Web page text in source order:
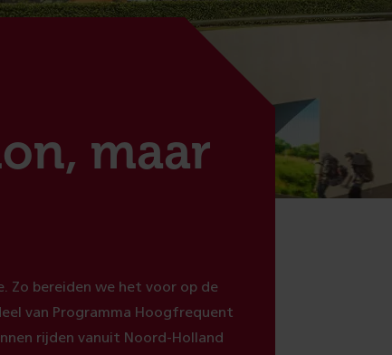
maar
Zo bereiden we het voor op de
van Programma Hoogfrequent
rijden vanuit Noord-Holland